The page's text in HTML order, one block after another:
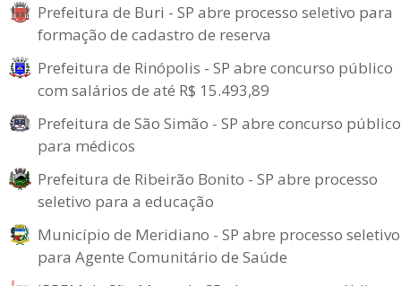
Prefeitura de Buri - SP abre processo seletivo para
formação de cadastro de reserva
Prefeitura de Rinópolis - SP abre concurso público
com salários de até R$ 15.493,89
Prefeitura de São Simão - SP abre concurso público
para médicos
Prefeitura de Ribeirão Bonito - SP abre processo
seletivo para a educação
Município de Meridiano - SP abre processo seletivo
para Agente Comunitário de Saúde